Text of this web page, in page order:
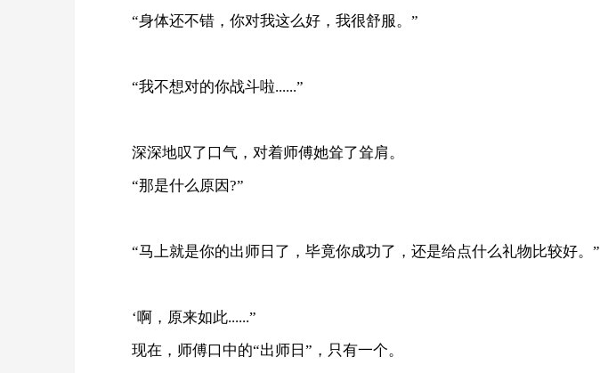
“身体还不错，你对我这么好，我很舒服。”
“我不想对的你战斗啦......”
深深地叹了口气，对着师傅她耸了耸肩。
“那是什么原因?”
“马上就是你的出师日了，毕竟你成功了，还是给点什么礼物比较好。”
‘啊，原来如此......”
现在，师傅口中的“出师日”，只有一个。